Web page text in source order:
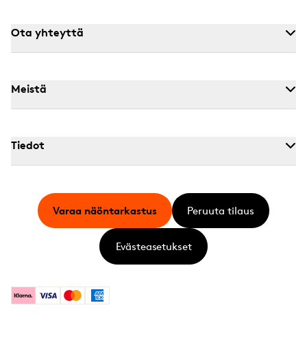
Ota yhteyttä
Meistä
Tiedot
KlarnaVisa MastercardAmerican Express
Varaa näöntarkastus Peruuta tilaus
Evästeasetukset